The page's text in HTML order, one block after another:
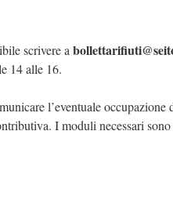
scrivere a
14 alle 16.
l’eventuale occupazione
I moduli necessari